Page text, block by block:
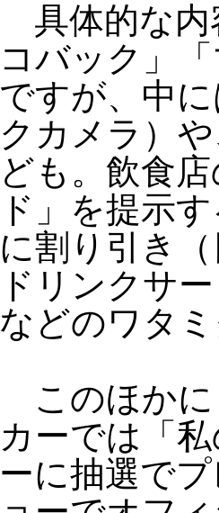
具体的な内
コバック」
ですが、中
クカメラ）
ども。飲食
ド」を提示
に割り引き
ドリンクサ
などのワタ
このほかに
カーでは「
ーに抽選で